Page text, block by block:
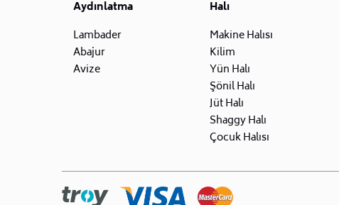
Aydınlatma
Lambader
Abajur
Avize
Halı
Makine Halısı
Kilim
Yün Halı
Şönil Halı
Jüt Halı
Shaggy Halı
Çocuk Halısı